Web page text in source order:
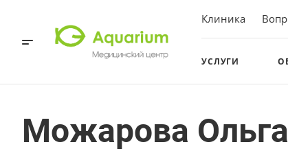
Клиника
УСЛУГИ
Можарова